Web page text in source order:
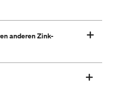
anderen Zink-